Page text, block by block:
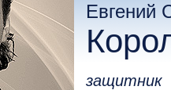
Евгений
защитник